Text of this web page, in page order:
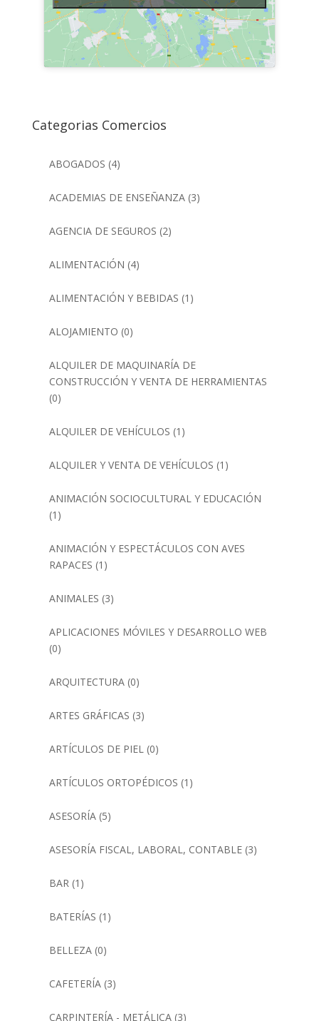
Categorias Comercios
ABOGADOS (4)
ACADEMIAS DE ENSEÑANZA(3)
AGENCIA DE SEGUROS (2)
ALIMENTACIÓN (4)
ALIMENTACIÓN Y BEBIDAS (1)
ALOJAMIENTO (0)
ALQUILER DE MAQUINARÍA DE
CONSTRUCCIÓN Y VENTA DE HERRAMIENTAS
(0)
ALQUILER DE VEHÍCULOS (1)
ALQUILER Y VENTA DE VEHÍCULOS (1)
ANIMACIÓN SOCIOCULTURAL Y EDUCACIÓN
(1)
ANIMACIÓN Y ESPECTÁCULOS CON AVES
RAPACES (1)
ANIMALES (3)
APLICACIONES MÓVILES Y DESARROLLO WEB
(0)
ARQUITECTURA(0)
ARTES GRÁFICAS (3)
ARTÍCULOS DE PIEL(0)
ARTÍCULOS ORTOPÉDICOS (1)
ASESORÍA(5)
ASESORÍA FISCAL, LABORAL, CONTABLE(3)
BAR(1)
BATERÍAS (1)
BELLEZA(0)
CAFETERÍA(3)
CARPINTERÍA - METÁLICA(3)